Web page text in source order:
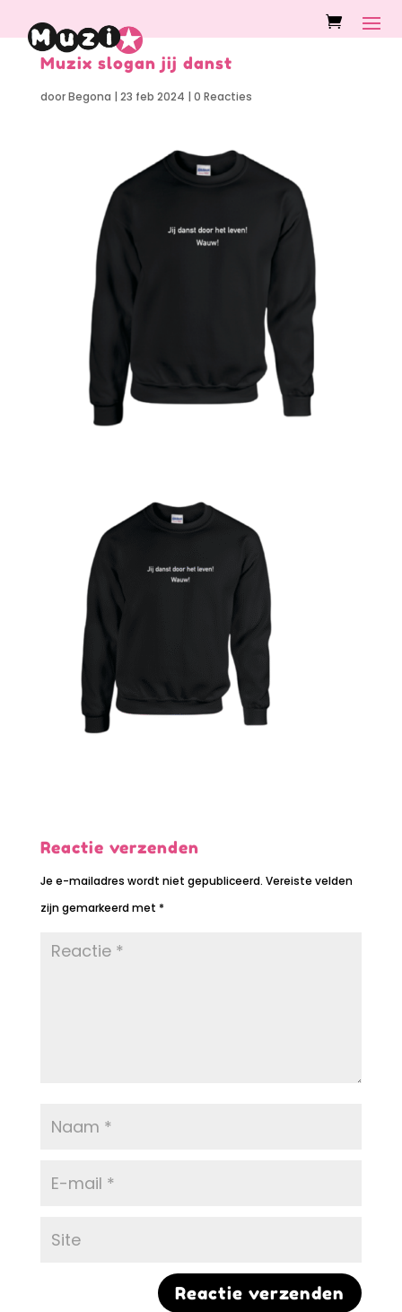
Muzix slogan jij danst
doorBegona | 23 feb 2024 | 0 Reacties
Reactie verzenden
Je e-mailadres wordt niet gepubliceerd. Vereiste velden
zijn gemarkeerd met *